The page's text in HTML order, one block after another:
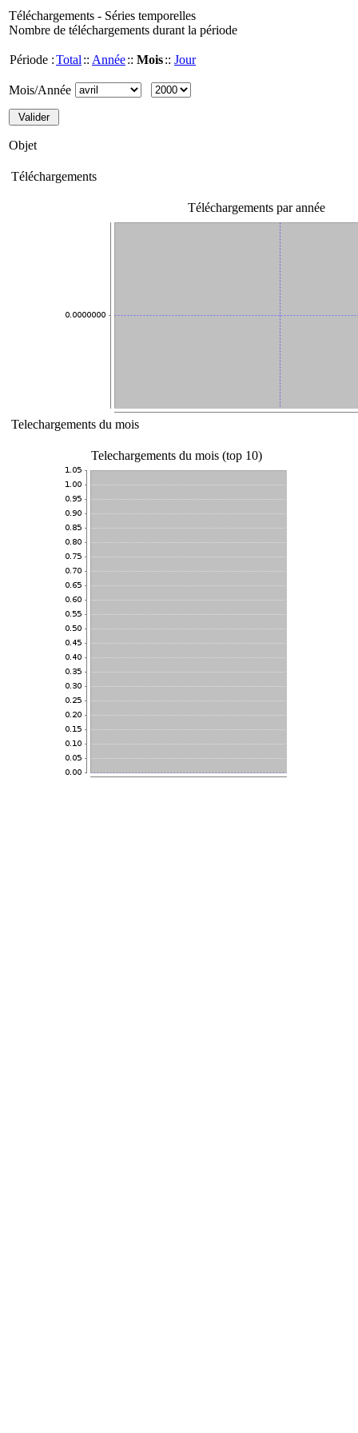
Téléchargements - Séries temporelles
Nombre de téléchargements durant la période
Période :Total :: Année:: Mois:: Jour
Mois/Année
Objet
Téléchargements
Téléchargements par année
Telechargements du mois
Telechargements du mois (top 10)